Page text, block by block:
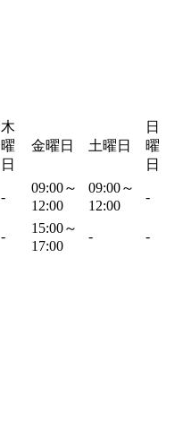
木
曜
日
金曜日 土曜日
日
曜
日
-
09:00～
12:00
09:00～
12:00
-
-
15:00～
17:00
- -